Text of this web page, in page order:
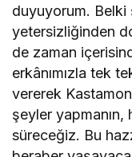
duyuyorum. Belki
yetersizliğinden
de zaman
erkânımızla tek
vererek
şeyler
süreceğiz. Bu